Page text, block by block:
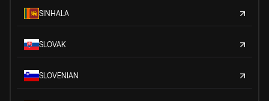
SINHALA
SLOVAK
SLOVENIAN